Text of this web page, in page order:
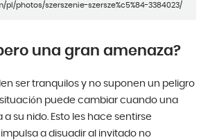
pl/photos/szerszenie-szersze%c5%84-3384023/
una gran amenaza?
ser tranquilos y no suponen un peligro
puede cambiar cuando una
su nido. Esto les hace sentirse
a disuadir al invitado no